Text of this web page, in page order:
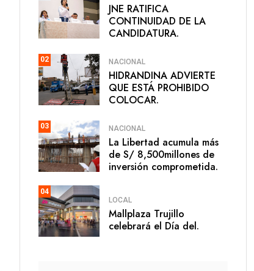
JNE RATIFICA
CONTINUIDAD DE LA
CANDIDATURA.
02 NACIONAL
HIDRANDINA ADVIERTE
QUE ESTÁ PROHIBIDO
COLOCAR.
03 NACIONAL
La Libertad acumula más
de S/ 8,500millones de
inversión comprometida.
04
LOCAL
Mallplaza Trujillo
celebrará el Día del.